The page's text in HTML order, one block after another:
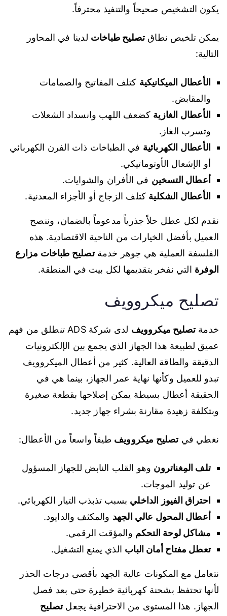
يكون التشخيص صحيحاً والتنفيذ محترفاً.
يمكن تلخيص نطاقتصليح طباخات لدينا في المحاور
التالية:
الأعطال الميكانيكية كتلف المفاتيح والصمامات
والمقابض.
الأعطال الغازية كضعف اللهب وانسداد الشعلات
وتسرب الغاز.
الأعطال الكهربائية في الطباخات ذات الفرن الكهربائي
أو الإشعال الأوتوماتيكي.
أعطال التسخين في الأفران والشوايات.
الأعطال الشكلية كتلف الزجاج أو الأجزاء المعدنية.
نقدم لكل عطل حلاً جذرياً مدعوماً بالضمان، وننصح
العميل بأفضل الخيارات من الناحية الاقتصادية. هذه
الفلسفة العملية هي جوهر خدمةتصليح طباخات مزارع
الوفرة التي نفخر بتقديمها لكل بيت في المنطقة.
تصليح ميكروويف
خدمةتصليح ميكروويف
لدى شركة ADS تنطلق من فهم
عميق لطبيعة هذا الجهاز الذي يجمع بين الإلكترونيات
الدقيقة والطاقة العالية. كثير من أعطال الميكروويف
تبدو للعميل وكأنها نهاية عمر الجهاز، بينما هي في
الحقيقة أعطال بسيطة يمكن إصلاحها بقطعة صغيرة
وبتكلفة زهيدة مقارنة بشراء جهاز جديد.
نغطي فيتصليح ميكروويف طيفاً واسعاً من الأعطال:
تلف المِغناترون وهو القلب النابض للجهاز المسؤول
عن توليد الموجات.
احتراق الفيوز الداخلي بسبب تذبذب التيار الكهربائي.
أعطال المحول عالي الجهد والمكثف والدايود.
مشاكل لوحة التحكم والمؤقت الرقمي.
تعطل مفتاح أمان الباب الذي يمنع التشغيل.
نتعامل مع المكونات عالية الجهد بأقصى درجات الحذر
لأنها تحتفظ بشحنة كهربائية خطيرة حتى بعد فصل
الجهاز. هذا المستوى من الاحترافية يجعلتصليح